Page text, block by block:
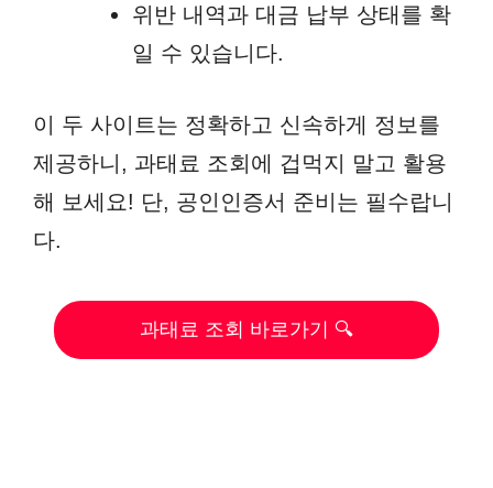
위반 내역과 대금 납부 상태를 확
일 수 있습니다.
이 두 사이트는 정확하고 신속하게 정보를
제공하니, 과태료 조회에 겁먹지 말고 활용
해 보세요! 단, 공인인증서 준비는 필수랍니
다.
과태료 조회 바로가기 🔍